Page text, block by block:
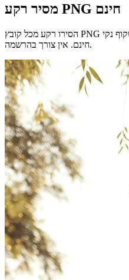
מסיר רקע PNG חינם
הסירו רקע מכל קובץ PNG במהירות — פלט שקוף נקי, HD מלא, לגמרי
חינם.אין צורך בהרשמה.